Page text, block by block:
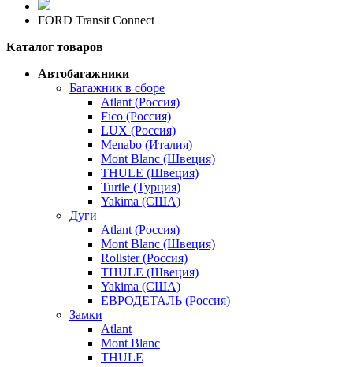
FORD Transit Connect
Каталог товаров
Автобагажники
Багажник в сборе
Atlant (Россия)
Fico (Россия)
LUX (Россия)
Menabo (Италия)
Mont Blanc (Швеция)
THULE (Швеция)
Turtle (Турция)
Yakima (США)
Дуги
Atlant (Россия)
Mont Blanc (Швеция)
Rollster (Россия)
THULE (Швеция)
Yakima (США)
ЕВРОДЕТАЛЬ (Россия)
Замки
Atlant
Mont Blanc
THULE